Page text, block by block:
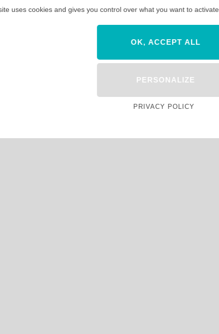
uses cookies and gives you control over what you want to activate
OK, ACCEPT ALL
PERSONALIZE
PRIVACY POLICY